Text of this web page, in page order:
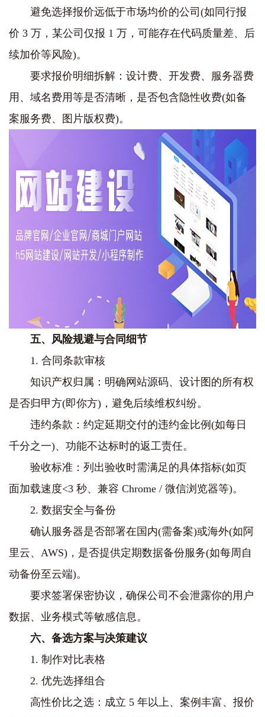
避免选择报价远低于市场均价的公司(如同行报
价 3 万，某公司仅报 1 万，可能存在代码质量差、后
续加价等风险)。
要求报价明细拆解：设计费、开发费、服务器费
用、域名费用等是否清晰，是否包含隐性收费(如备
案服务费、图片版权费)。
五、风险规避与合同细节
1. 合同条款审核
知识产权归属：明确网站源码、设计图的所有权
是否归甲方(即你方)，避免后续维权纠纷。
违约条款：约定延期交付的违约金比例(如每日
千分之一)、功能不达标时的返工责任。
验收标准：列出验收时需满足的具体指标(如页
面加载速度<3 秒、兼容 Chrome / 微信浏览器等)。
2. 数据安全与备份
确认服务器是否部署在国内(需备案)或海外(如阿
里云、AWS)，是否提供定期数据备份服务(如每周自
动备份至云端)。
要求签署保密协议，确保公司不会泄露你的用户
数据、业务模式等敏感信息。
六、备选方案与决策建议
1. 制作对比表格
2. 优先选择组合
高性价比之选：成立 5 年以上、案例丰富、报价